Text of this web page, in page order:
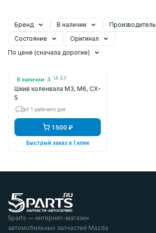
Бренд В наличии
Производитель
Состояние
Оригинал
По цене (сначала дорогие)
В наличии: 3
Арт.: SH0111400A БУ
Шкив коленвала M3, M6, CX-
5
от 1 рабочего дня
1 500 ₽
Быстрый заказ в 1 клик
5parts — интернет-магазин
автомобильных запчастей Mazda